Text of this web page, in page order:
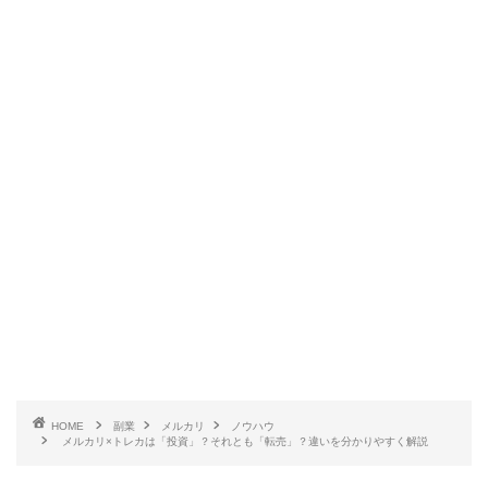
HOME 副業 メルカリ
ノウハウ
メルカリ×トレカは「投資」？それとも「転売」？違いを分かりやすく解説